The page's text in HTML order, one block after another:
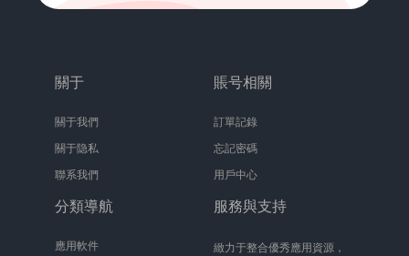
關于
關于我們
關于隐私
聯系我們
賬号相關
訂單記錄
忘記密碼
用戶中心
分類導航
應用軟件
服務與支持
緻力于整合優秀應用資源，